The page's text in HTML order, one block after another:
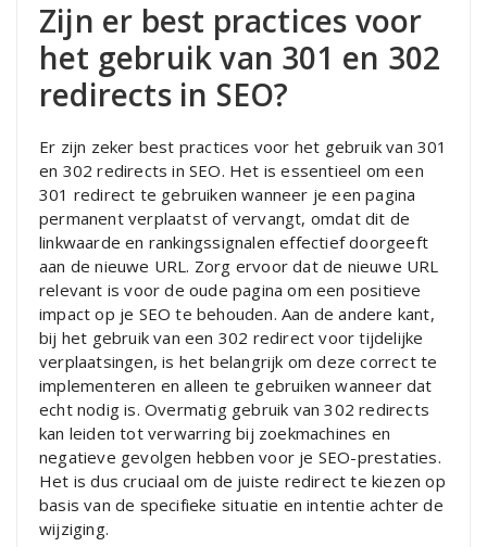
Zijn er best practices voor
het gebruik van 301 en 302
redirects in SEO?
Er zijn zeker best practices voor het gebruik van 301
en 302 redirects in SEO. Het is essentieel om een
301 redirect te gebruiken wanneer je een pagina
permanent verplaatst of vervangt, omdat dit de
linkwaarde en rankingssignalen effectief doorgeeft
aan de nieuwe URL. Zorg ervoor dat de nieuwe URL
relevant is voor de oude pagina om een positieve
impact op je SEO te behouden. Aan de andere kant,
bij het gebruik van een 302 redirect voor tijdelijke
verplaatsingen, is het belangrijk om deze correct te
implementeren en alleen te gebruiken wanneer dat
echt nodig is. Overmatig gebruik van 302 redirects
kan leiden tot verwarring bij zoekmachines en
negatieve gevolgen hebben voor je SEO-prestaties.
Het is dus cruciaal om de juiste redirect te kiezen op
basis van de specifieke situatie en intentie achter de
wijziging.